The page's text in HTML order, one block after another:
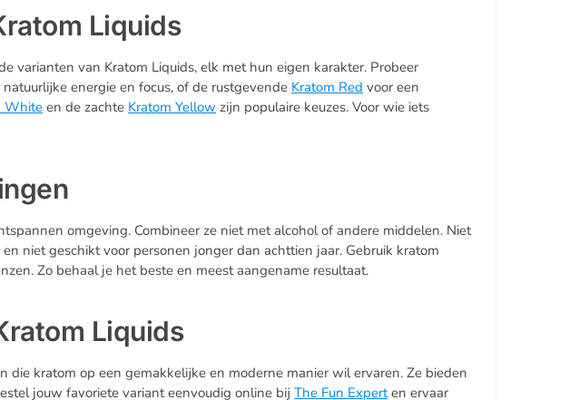
Liquids
varianten van Kratom Liquids, elk met hun eigen karakter. Probeer
natuurlijke energie en focus, of de rustgevende Kratom Red voor een
White en de zachte Kratom Yellow zijn populaire keuzes. Voor wie iets
omgeving. Combineer ze niet met alcohol of andere middelen. Niet
niet geschikt voor personen jonger dan achttien jaar. Gebruik kratom
Zo behaal je het beste en meest aangename resultaat.
Liquids
die kratom op een gemakkelijke en moderne manier wil ervaren. Ze bieden
jouw favoriete variant eenvoudig online bijThe Fun Experten ervaar